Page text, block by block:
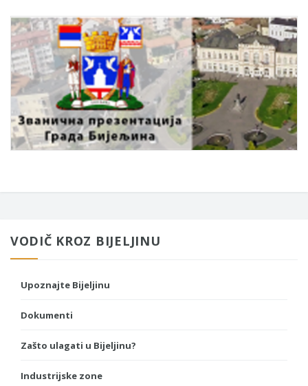
VODIČ KROZ BIJELJINU
Upoznajte Bijeljinu
Dokumenti
Zašto ulagati u Bijeljinu?
Industrijske zone